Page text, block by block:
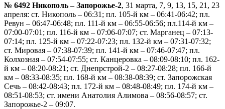
№ 6492 Никополь – Запорожье-2, 31 марта, 7, 9, 13, 15, 21, 23
апреля: ст. Никополь – 06:31; пл. 105-й км – 06:41-06:42; пл.
Ревун – 06:47-06:48; пл. 111-й км – 06:55-06:56; пл.114-й км –
07:00-07:01; пл. 116-й км – 07:06-07:07; ст. Марганец – 07:13-
07:14; пл. 125-й км – 07:22-07:23; пл. 132-й км – 07:31-07:32;
ст. Мировая – 07:38-07:39; пл. 141-й км – 07:46-07:47; пл.
Колхозная – 07:54-07:55; ст. Канцеровка – 08:09-08:10; пл. 162-
й км – 08:20-08:21; ст. Днепрстрой-2 – 08:27-08:28; пл. 166-й
км – 08:33-08:35; пл. 168-й км – 08:38-08:39; ст. Запорожская
Сечь – 08:42-08:43; пл. 172-й км – 08:48-08:49; пл. 174-й км –
08:51-08:53; ст. имени Анатолия Алимова – 08:56-08:57; ст.
Запорожье-2 – 09:07.